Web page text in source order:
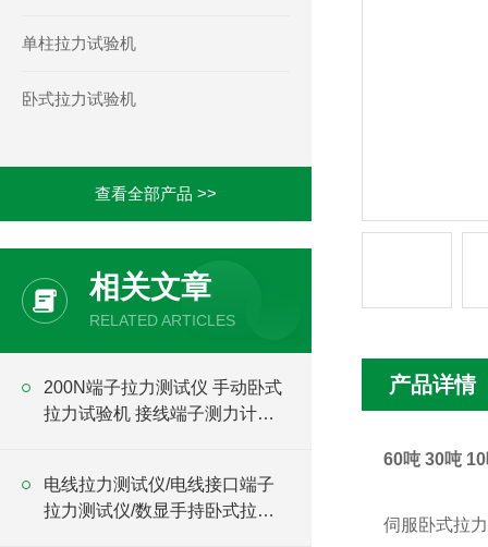
单柱拉力试验机
卧式拉力试验机
查看全部产品 >>
相关文章
RELATED ARTICLES
200N端子拉力测试仪 手动卧式
拉力试验机 接线端子测力计价
电线拉力测试仪/电线接口端子
拉力测试仪/数显手持卧式拉力
产品详情
60吨 30吨
伺服卧式拉